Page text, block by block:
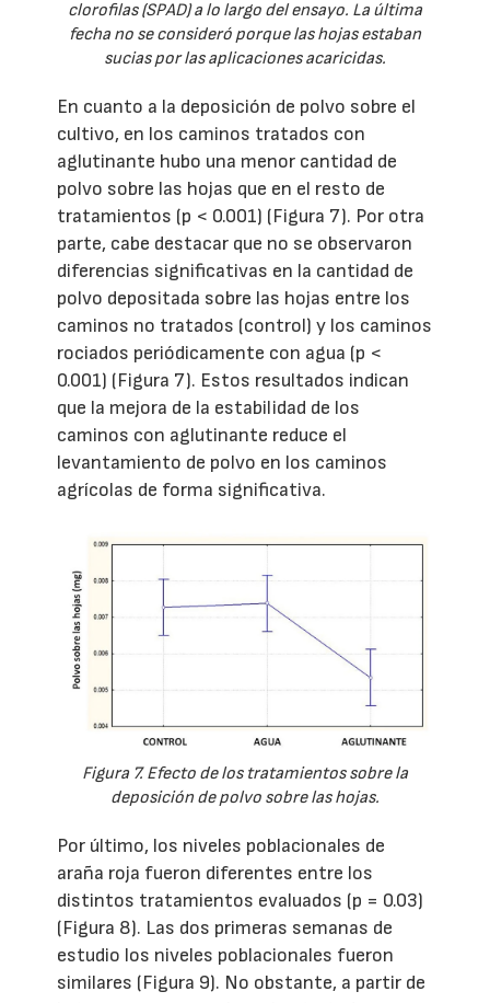
clorofilas (SPAD) a lo largo del ensayo. La última
fecha no se consideró porque las hojas estaban
sucias por las aplicaciones acaricidas.
En cuanto a la deposición de polvo sobre el
cultivo, en los caminos tratados con
aglutinante hubo una menor cantidad de
polvo sobre las hojas que en el resto de
tratamientos (p < 0.001) (Figura 7). Por otra
parte, cabe destacar que no se observaron
diferencias significativas en la cantidad de
polvo depositada sobre las hojas entre los
caminos no tratados (control) y los caminos
rociados periódicamente con agua (p <
0.001) (Figura 7). Estos resultados indican
que la mejora de la estabilidad de los
caminos con aglutinante reduce el
levantamiento de polvo en los caminos
agrícolas de forma significativa.
Figura 7. Efecto de los tratamientos sobre la
deposición de polvo sobre las hojas.
Por último, los niveles poblacionales de
araña roja fueron diferentes entre los
distintos tratamientos evaluados (p = 0.03)
(Figura 8). Las dos primeras semanas de
estudio los niveles poblacionales fueron
similares (Figura 9). No obstante, a partir de